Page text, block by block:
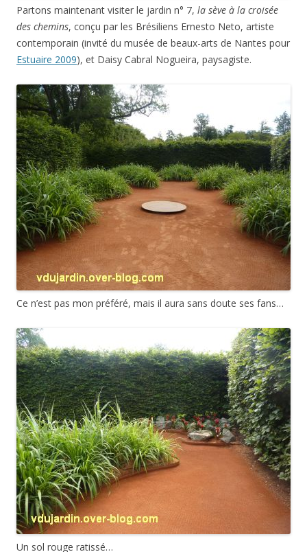
Partons maintenant visiter le jardin n° 7, la sève à la croisée
des chemins, conçu par les Brésiliens Ernesto Neto, artiste
contemporain (invité du musée de beaux-arts de Nantes pour
Estuaire 2009), et Daisy Cabral Nogueira, paysagiste.
Ce n’est pas mon préféré, mais il aura sans doute ses fans…
Un sol rouge ratissé…